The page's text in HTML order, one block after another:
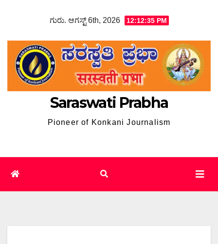
ಗುರು. ಆಗಸ್ಟ್ 6th, 2026 12:12:36 PM
Saraswati Prabha
Pioneer of Konkani Journalism